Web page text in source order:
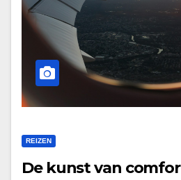
REIZEN
De kunst van